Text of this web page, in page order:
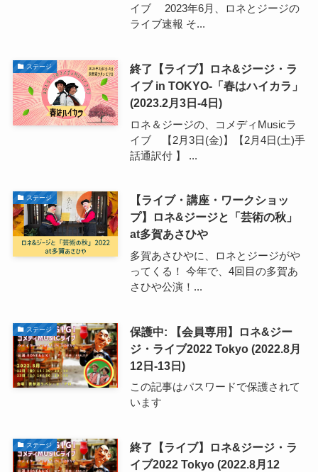
イブ 2023年6月、ロネとジージの
ライブ速報 そ...
ステージ
終了【ライブ】ロネ&ジージ・ラ
イブ in TOKYO-「春はハイカラ」
(2023.2月3日-4日)
ロネ＆ジージの、コメディMusicラ
イブ 【2月3日(金)】【2月4日(土)手
話通訳付 】 ...
ステージ
【ライブ・講座・ワークショッ
プ】ロネ&ジージと「芸術の秋」
at多賀あさひや
多賀あさひやに、ロネとジージがや
ってくる！ 今年で、4回目の多賀あ
さひや公演！...
ステージ
保護中: 【会員専用】ロネ&ジー
ジ・ライブ2022 Tokyo (2022.8月
12日-13日)
この記事はパスワードで保護されて
います
ステージ
終了【ライブ】ロネ&ジージ・ラ
イブ2022 Tokyo (2022.8月12